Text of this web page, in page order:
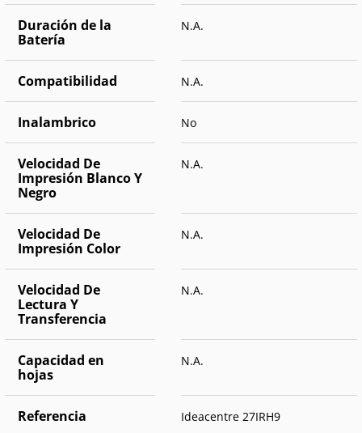
Duración de la
Batería
N.A.
Compatibilidad N.A.
Inalambrico No
Velocidad De
Impresión Blanco Y
Negro
N.A.
Velocidad De
Impresión Color
N.A.
Velocidad De
Lectura Y
Transferencia
N.A.
Capacidad en
hojas
N.A.
Referencia Ideacentre 27IRH9